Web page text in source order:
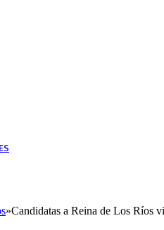
»Candidatas a Reina de Los Ríos